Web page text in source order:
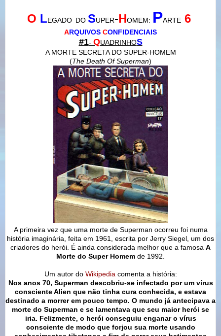
O LEGADO DO SUPER-HOMEM: PARTE 6
ARQUIVOS CONFIDENCIAIS
#1- QUADRINHOS
A MORTE SECRETA DO SUPER-HOMEM
(The Death Of Superman)
A primeira vez que uma morte de Superman ocorreu foi numa
história imaginária, feita em 1961, escrita por Jerry Siegel, um dos
criadores do herói. É ainda considerada melhor que a famosa A
Morte do Super Homem de 1992.
Um autor do Wikipedia comenta a história:
Nos anos 70, Superman descobriu-se infectado por um vírus
consciente Alien que não tinha cura conhecida, e estava
destinado a morrer em pouco tempo. O mundo já antecipava a
morte do Superman e se lamentava que seu maior herói se
iria. Felizmente, o herói conseguiu enganar o vírus
consciente de modo que forjou sua morte usando